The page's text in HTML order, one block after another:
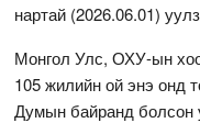
нартай (2026.06.01)
Монгол Улс, ОХУ-ын
105 жилийн ой энэ онд
Думын байранд болсон